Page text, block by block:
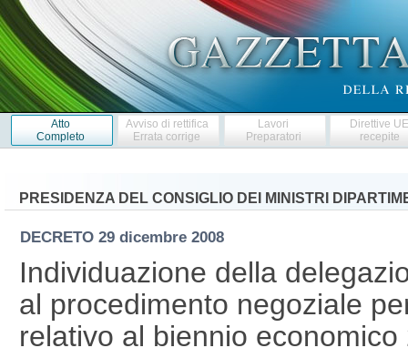
Atto
Completo
Avviso di rettifica
Errata corrige
Lavori
Preparatori
Direttive
recepite
PRESIDENZA DEL CONSIGLIO DEI MINISTRI
DECRETO 29 dicembre 2008
Individuazione della
al procedimento negoziale
relativo al biennio